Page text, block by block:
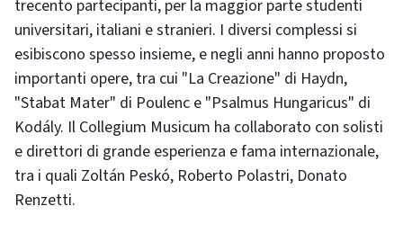
trecento partecipanti, per la maggior parte studenti
universitari, italiani e stranieri. I diversi complessi si
esibiscono spesso insieme, e negli anni hanno proposto
importanti opere, tra cui "La Creazione" di Haydn,
"Stabat Mater" di Poulenc e "Psalmus Hungaricus" di
Kodály. Il Collegium Musicum ha collaborato con solisti
e direttori di grande esperienza e fama internazionale,
tra i quali Zoltán Peskó, Roberto Polastri, Donato
Renzetti.